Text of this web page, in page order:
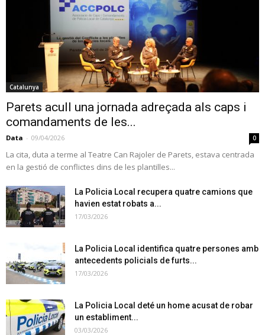
Catalunya
Parets acull una jornada adreçada als caps i
comandaments de les...
Data - 09/04/2026 0
La cita, duta a terme al Teatre Can Rajoler de Parets, estava centrada
en la gestió de conflictes dins de les plantilles...
La Policia Local recupera quatre camions que
havien estat robats a...
17/03/2026
La Policia Local identifica quatre persones amb
antecedents policials de furts...
17/03/2026
La Policia Local deté un home acusat de robar
un establiment...
03/03/2026